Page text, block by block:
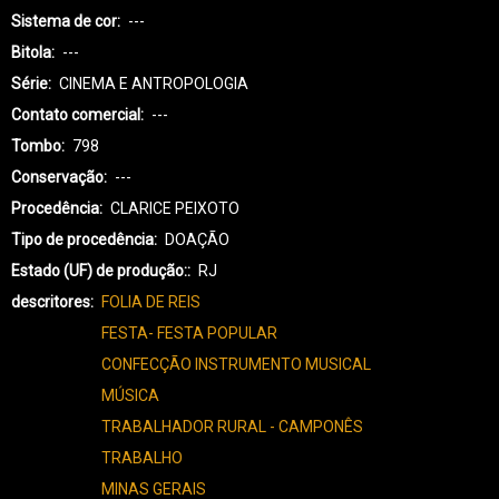
Sistema de cor
---
Bitola
---
Série
CINEMA E ANTROPOLOGIA
Contato comercial
---
Tombo
798
Conservação
---
Procedência
CLARICE PEIXOTO
Tipo de procedência
DOAÇÃO
Estado (UF) de produção:
RJ
descritores
FOLIA DE REIS
FESTA- FESTA POPULAR
CONFECÇÃO INSTRUMENTO MUSICAL
MÚSICA
TRABALHADOR RURAL - CAMPONÊS
TRABALHO
MINAS GERAIS